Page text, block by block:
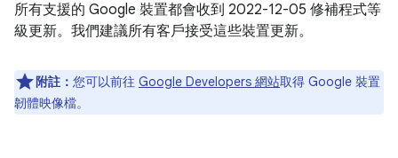
所有支援的 Google 裝置都會收到 2022-12-05 修補程式等
級更新。我們建議所有客戶接受這些裝置更新。
附註： 您可以前往 Google Developers 網站取得 Google 裝置
韌體映像檔。